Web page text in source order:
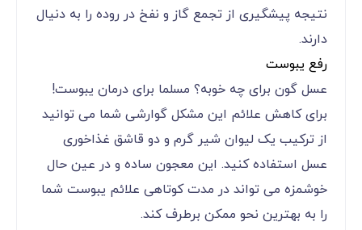
نتیجه پیشگیری از تجمع گاز و نفخ در روده را به دنیال
دارند.
رفع یبوست
عسل گون برای چه خوبه؟ مسلما برای درمان یبوست!
برای کاهش علائم این مشکل گوارشی شما می توانید
از ترکیب یک لیوان شیر گرم و دو قاشق غذاخوری
عسل استفاده کنید. این معجون ساده و در عین حال
خوشمزه می تواند در مدت کوتاهی علائم یبوست شما
را به بهترین نحو ممکن برطرف کند.